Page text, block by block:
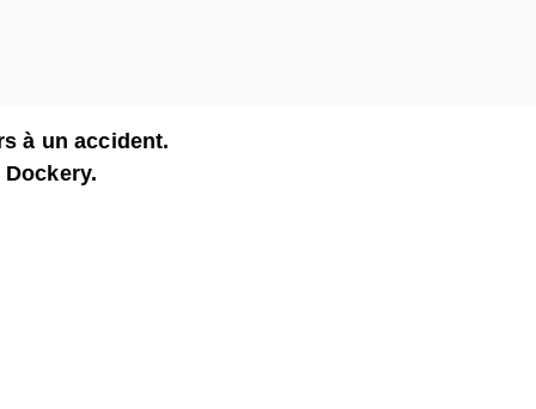
à un accident.